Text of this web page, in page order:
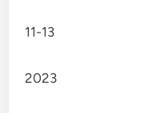
11-13
2023